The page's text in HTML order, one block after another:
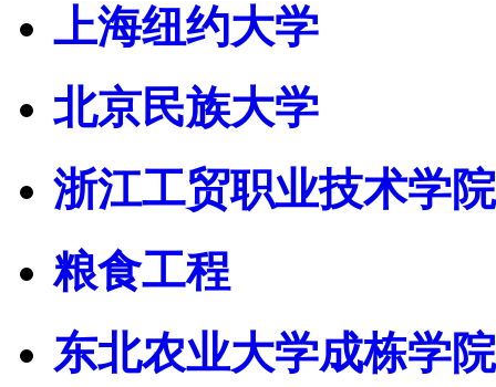
上海纽约大学
北京民族大学
浙江工贸职业技术学院
粮食工程
东北农业大学成栋学院